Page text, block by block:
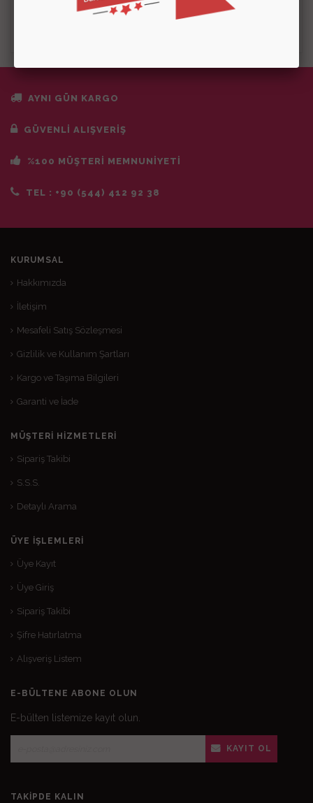
ÜRÜN DETAYLARI
AYNI GÜN KARGO
GÜVENLİ ALIŞVERİŞ
%100 MÜŞTERİ MEMNUNİYETİ
TEL : +90 (544) 412 92 38
KURUMSAL
Hakkımızda
İletişim
Mesafeli Satış Sözleşmesi
Gizlilik ve Kullanım Şartları
Kargo ve Taşıma Bilgileri
Garanti ve İade
MÜŞTERI HIZMETLERI
Sipariş Takibi
S.S.S.
Detaylı Arama
ÜYE İŞLEMLERI
Üye Kayıt
Üye Giriş
Sipariş Takibi
Şifre Hatırlatma
Alışveriş Listem
E-BÜLTENE ABONE OLUN
E-bülten listemize kayıt olun.
KAYIT OL
TAKIPDE KALIN